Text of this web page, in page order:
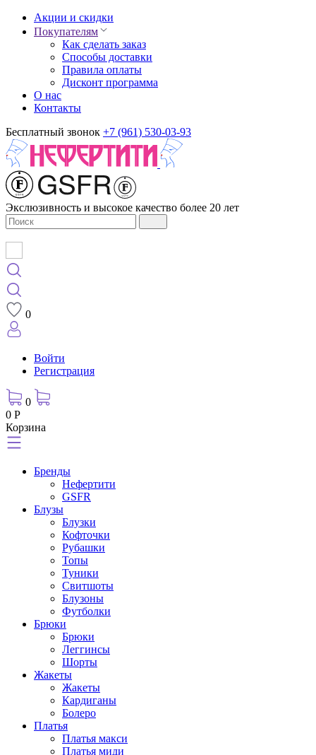
Акции и скидки
Покупателям
Как сделать заказ
Способы доставки
Правила оплаты
Дисконт программа
О нас
Контакты
Бесплатный звонок +7 (961) 530-03-93
Экслюзивность и высокое качество более 20 лет
0
Войти
Регистрация
0
0 Р
Корзина
Бренды
Нефертити
GSFR
Блузы
Блузки
Кофточки
Рубашки
Топы
Туники
Свитшоты
Блузоны
Футболки
Брюки
Брюки
Леггинсы
Шорты
Жакеты
Жакеты
Кардиганы
Болеро
Платья
Платья макси
Платья миди